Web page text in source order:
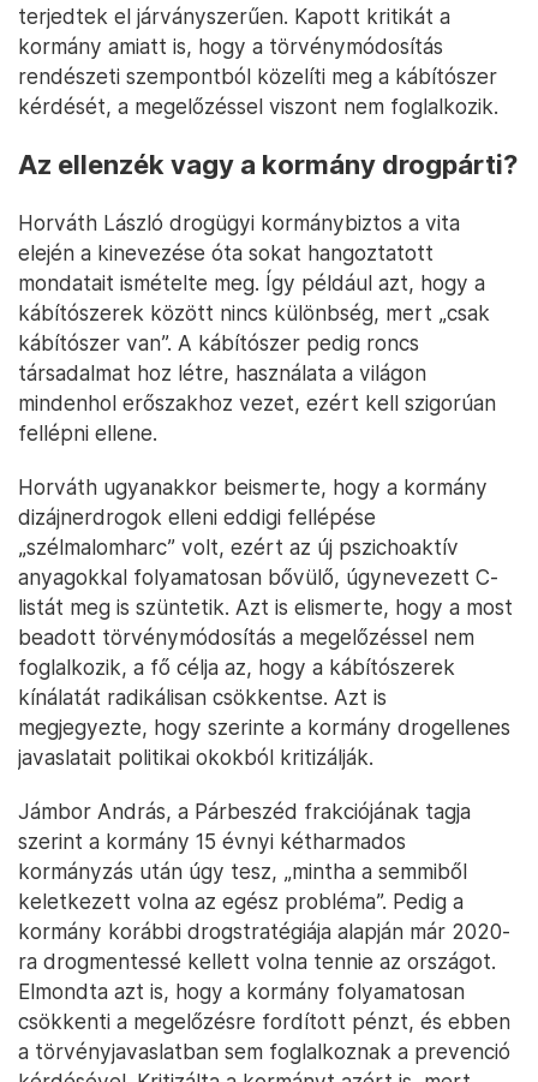
terjedtek el járványszerűen. Kapott kritikát a
kormány amiatt is, hogy a törvénymódosítás
rendészeti szempontból közelíti meg a kábítószer
kérdését, a megelőzéssel viszont nem foglalkozik.
Az ellenzék vagy a kormány drogpárti?
Horváth László drogügyi kormánybiztos a vita
elején a kinevezése óta sokat hangoztatott
mondatait ismételte meg. Így például azt, hogy a
kábítószerek között nincs különbség, mert „csak
kábítószer van”. A kábítószer pedig roncs
társadalmat hoz létre, használata a világon
mindenhol erőszakhoz vezet, ezért kell szigorúan
fellépni ellene.
Horváth ugyanakkor beismerte, hogy a kormány
dizájnerdrogok elleni eddigi fellépése
„szélmalomharc” volt, ezért az új pszichoaktív
anyagokkal folyamatosan bővülő, úgynevezett C-
listát meg is szüntetik. Azt is elismerte, hogy a most
beadott törvénymódosítás a megelőzéssel nem
foglalkozik, a fő célja az, hogy a kábítószerek
kínálatát radikálisan csökkentse. Azt is
megjegyezte, hogy szerinte a kormány drogellenes
javaslatait politikai okokból kritizálják.
Jámbor András, a Párbeszéd frakciójának tagja
szerint a kormány 15 évnyi kétharmados
kormányzás után úgy tesz, „mintha a semmiből
keletkezett volna az egész probléma”. Pedig a
kormány korábbi drogstratégiája alapján már 2020-
ra drogmentessé kellett volna tennie az országot.
Elmondta azt is, hogy a kormány folyamatosan
csökkenti a megelőzésre fordított pénzt, és ebben
a törvényjavaslatban sem foglalkoznak a prevenció